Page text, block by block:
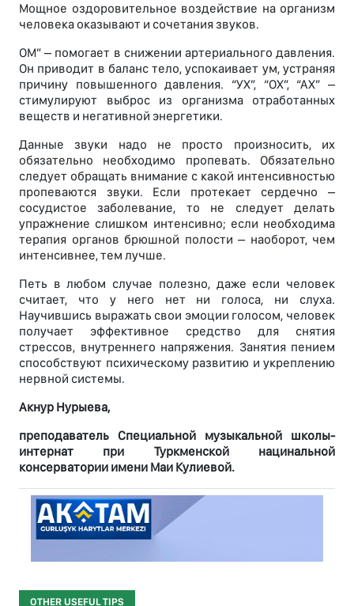
Мощное оздоровительное воздействие на организм
человека оказывают и сочетания звуков.
ОМ” – помогает в снижении артериального давления.
Он приводит в баланс тело, успокаивает ум, устраняя
причину повышенного давления. “УХ”, “ОХ”, “АХ” –
стимулируют выброс из организма отработанных
веществ и негативной энергетики.
Данные звуки надо не просто произносить, их
обязательно необходимо пропевать. Обязательно
следует обращать внимание с какой интенсивностью
пропеваются звуки. Если протекает сердечно –
сосудистое заболевание, то не следует делать
упражнение слишком интенсивно; если необходима
терапия органов брюшной полости – наоборот, чем
интенсивнее, тем лучше.
Петь в любом случае полезно, даже если человек
считает, что у него нет ни голоса, ни слуха.
Научившись выражать свои эмоции голосом, человек
получает эффективное средство для снятия
стрессов, внутреннего напряжения. Занятия пением
способствуют психическому развитию и укреплению
нервной системы.
Акнур Нурыева,
преподаватель Специальной музыкальной школы-
интернат при Туркменской нацинальной
консерватории имени Маи Кулиевой.
OTHER USEFUL TIPS